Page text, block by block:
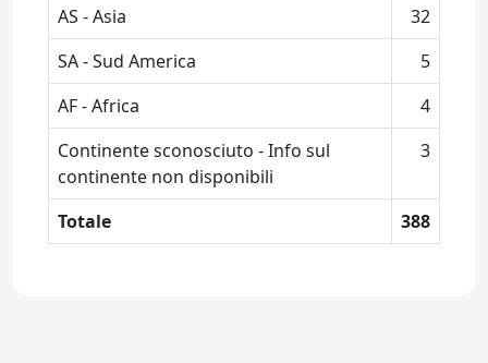
AS - Asia
32
SA - Sud America
5
AF - Africa
4
Continente sconosciuto - Info sul
continente non disponibili
3
Totale 388